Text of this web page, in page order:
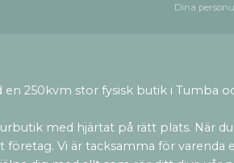
Dina
250kvm stor fysisk butik i Tumba
med hjärtat på rätt plats. När
Vi är tacksamma för varenda